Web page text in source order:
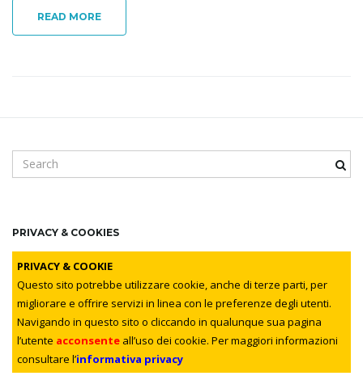
g
t
READ MORE
e
c
k
e
y
w
o
d
PRIVACY & COOKIES
PRIVACY & COOKIE
Questo sito potrebbe utilizzare cookie, anche di terze parti, per
migliorare e offrire servizi in linea con le preferenze degli utenti.
Navigando in questo sito o cliccando in qualunque sua pagina
l’utente acconsente all’uso dei cookie. Per maggiori informazioni
consultare l’informativa privacy